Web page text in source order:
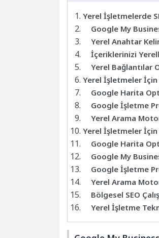
Yerel İşletmelerde
Google My
Yerel Anahtar
İçeriklerinizi
Yerel Bağlantılar
Yerel İşletmeler İçin
Google Harita
Google İşletme
Yerel Arama
Yerel İşletmeler İçin
Google Harita
Google My
Google İşletme
Yerel Arama
Bölgesel SEO
Yerel İşletme